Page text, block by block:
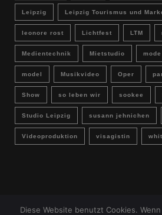
Leipzig Leipzig Tourismus und
leonore rost Lichtfest LTM
Medientechnik Mietstudio mode
model Musikvideo Oper
Show so leben wir sookee
Studio Leipzig susann jehnichen
Videoproduktion visagistin
IMPRESSUM & DATENSCHUTZ
Diese Website benutzt Cookies.